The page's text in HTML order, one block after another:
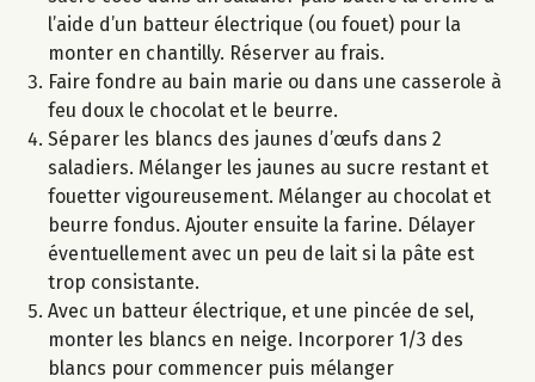
l’aide d’un batteur électrique (ou fouet) pour la
monter en chantilly. Réserver au frais.
Faire fondre au bain marie ou dans une casserole à
feu doux le chocolat et le beurre.
Séparer les blancs des jaunes d’œufs dans 2
saladiers. Mélanger les jaunes au sucre restant et
fouetter vigoureusement. Mélanger au chocolat et
beurre fondus. Ajouter ensuite la farine. Délayer
éventuellement avec un peu de lait si la pâte est
trop consistante.
Avec un batteur électrique, et une pincée de sel,
monter les blancs en neige. Incorporer 1/3 des
blancs pour commencer puis mélanger